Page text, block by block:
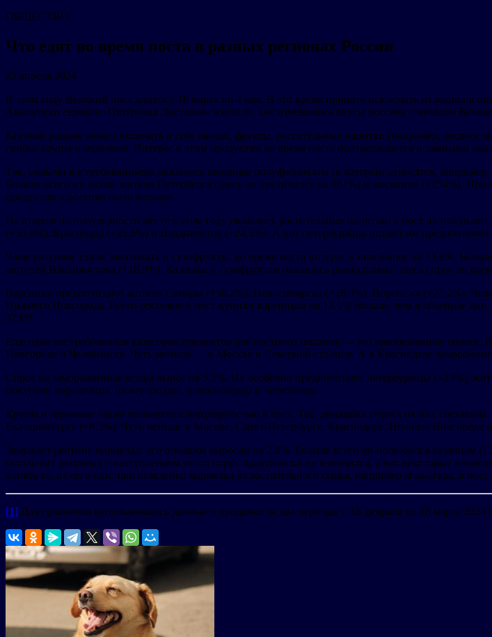
ОБЩЕСТВО
Что едят во время поста в разных регионах России
25 апреля 2024
В этом году Великий пост длится с 18 марта по 4 мая. В это время принято исключать из
Аналитики сервиса «Пятёрочка Доставка» изучили, как изменились вкусы россиян с началом
Базовый рацион может включать в себя овощи, фрукты, растительные напитки (например,
грибы, крупы и зерновые. Интерес к этим продуктам во время поста подтверждается и данными
Так, самыми востребованными оказались овощные полуфабрикаты (к которым относятся,
Больше всего их любят жители Петербурга (здесь он увеличился на 861%) и москвичи (+254%).
продуктам у россиян было меньше.
На втором по популярности месте в этом году оказались растительные напитки: в пост их
(+30,9%), Краснодар (+25,6%) и Владивосток (+24,5%). А вот петербуржцы отдают им предпочтение
Чаще россияне стали заказывать и сухофрукты: во время поста интерес к ним вырос на 13,8%.
жителей Владивостока (+18,9%). Казанцы к сухофруктам оказались равнодушны: здесь спрос во
Вареники предпочитают жители Самары (+50,2%), Новосибирска (+28,3%), Воронежа (+27,2%),
Нижнего Новгорода. Всего россияне в пост купили вареников на 13,1% больше, чем в обычные
37,6%.
Еще одна востребованная категория продуктов для постного питания — это замороженные
Новгороде и Челябинске. Чуть меньше — в Москве и Северной столице. А в Краснодаре
Спрос на замороженные ягоды вырос на 5,5%. Их особенно предпочитают петербуржцы (+23%),
покупали воронежцы, нижегородцы, новосибирцы и челябинцы.
Крупы и зерновые также пользуются популярностью в пост. Так, динамика спроса на них
Екатеринбурге (+8,3%). Чуть меньше в Москве, Санкт-Петербурге, Краснодаре, Нижнем Новгороде
Замыкает рейтинг мармелад: его продажи выросли на 2,8%. Больше всего он полюбился казанцам
остальных регионах с наступлением поста спрос практически не изменился, а вот некоторые
влиять то, из чего они приготовлены: мармелад из растительного сырья, например агар-агара, в
[1] Для сравнения использовались данные о продажах за два периода: с 18 февраля по 18 марта